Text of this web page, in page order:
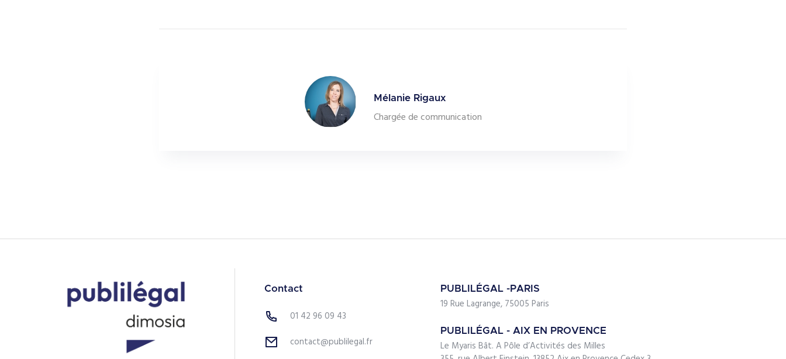
Mélanie Rigaux
Chargée de communication
Contact
01 42 96 09 43
contact@publilegal.fr
PUBLILÉGAL -PARIS
19 Rue Lagrange, 75005 Paris
PUBLILÉGAL - AIX EN PROVENCE
Le Myaris Bât. A Pôle d’Activités des Milles